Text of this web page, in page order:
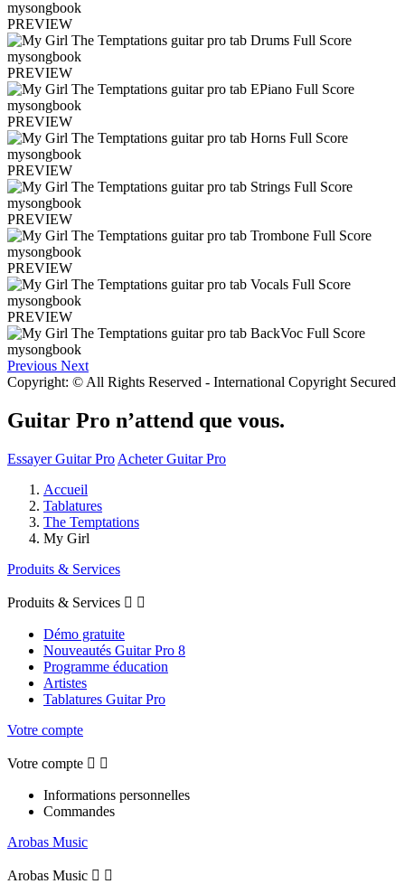
PREVIEW
PREVIEW
PREVIEW
PREVIEW
PREVIEW
PREVIEW
PREVIEW
Previous Next
Copyright: © All Rights Reserved - International Copyright Secured
Guitar Pro n’attend que vous.
Essayer Guitar Pro Acheter Guitar Pro
Accueil
Tablatures
The Temptations
My Girl
Produits & Services
Produits & Services  
Démo gratuite
Nouveautés Guitar Pro 8
Programme éducation
Artistes
Tablatures Guitar Pro
Votre compte
Votre compte  
Informations personnelles
Commandes
Arobas Music
Arobas Music  